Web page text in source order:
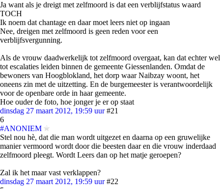
Ja want als je dreigt met zelfmoord is dat een verblijfstatus waard
TOCH
Ik noem dat chantage en daar moet leers niet op ingaan
Nee, dreigen met zelfmoord is geen reden voor een
verblijfsvergunning.
Als de vrouw daadwerkelijk tot zelfmoord overgaat, kan dat echter wel
tot escalaties leiden binnen de gemeente Giessenlanden. Omdat de
bewoners van Hoogblokland, het dorp waar Naibzay woont, het
oneens zin met de uitzetting. En de burgemeester is verantwoordelijk
voor de openbare orde in haar gemeente.
Hoe ouder de foto, hoe jonger je er op staat
dinsdag 27 maart 2012, 19:59 uur #21
6
#ANONIEM
Stel nou hè, dat die man wordt uitgezet en daarna op een gruwelijke
manier vermoord wordt door die beesten daar en die vrouw inderdaad
zelfmoord pleegt. Wordt Leers dan op het matje geroepen?
Zal ik het maar vast verklappen?
dinsdag 27 maart 2012, 19:59 uur #22